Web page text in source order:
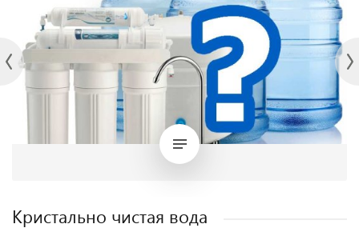
Кристально чистая вода